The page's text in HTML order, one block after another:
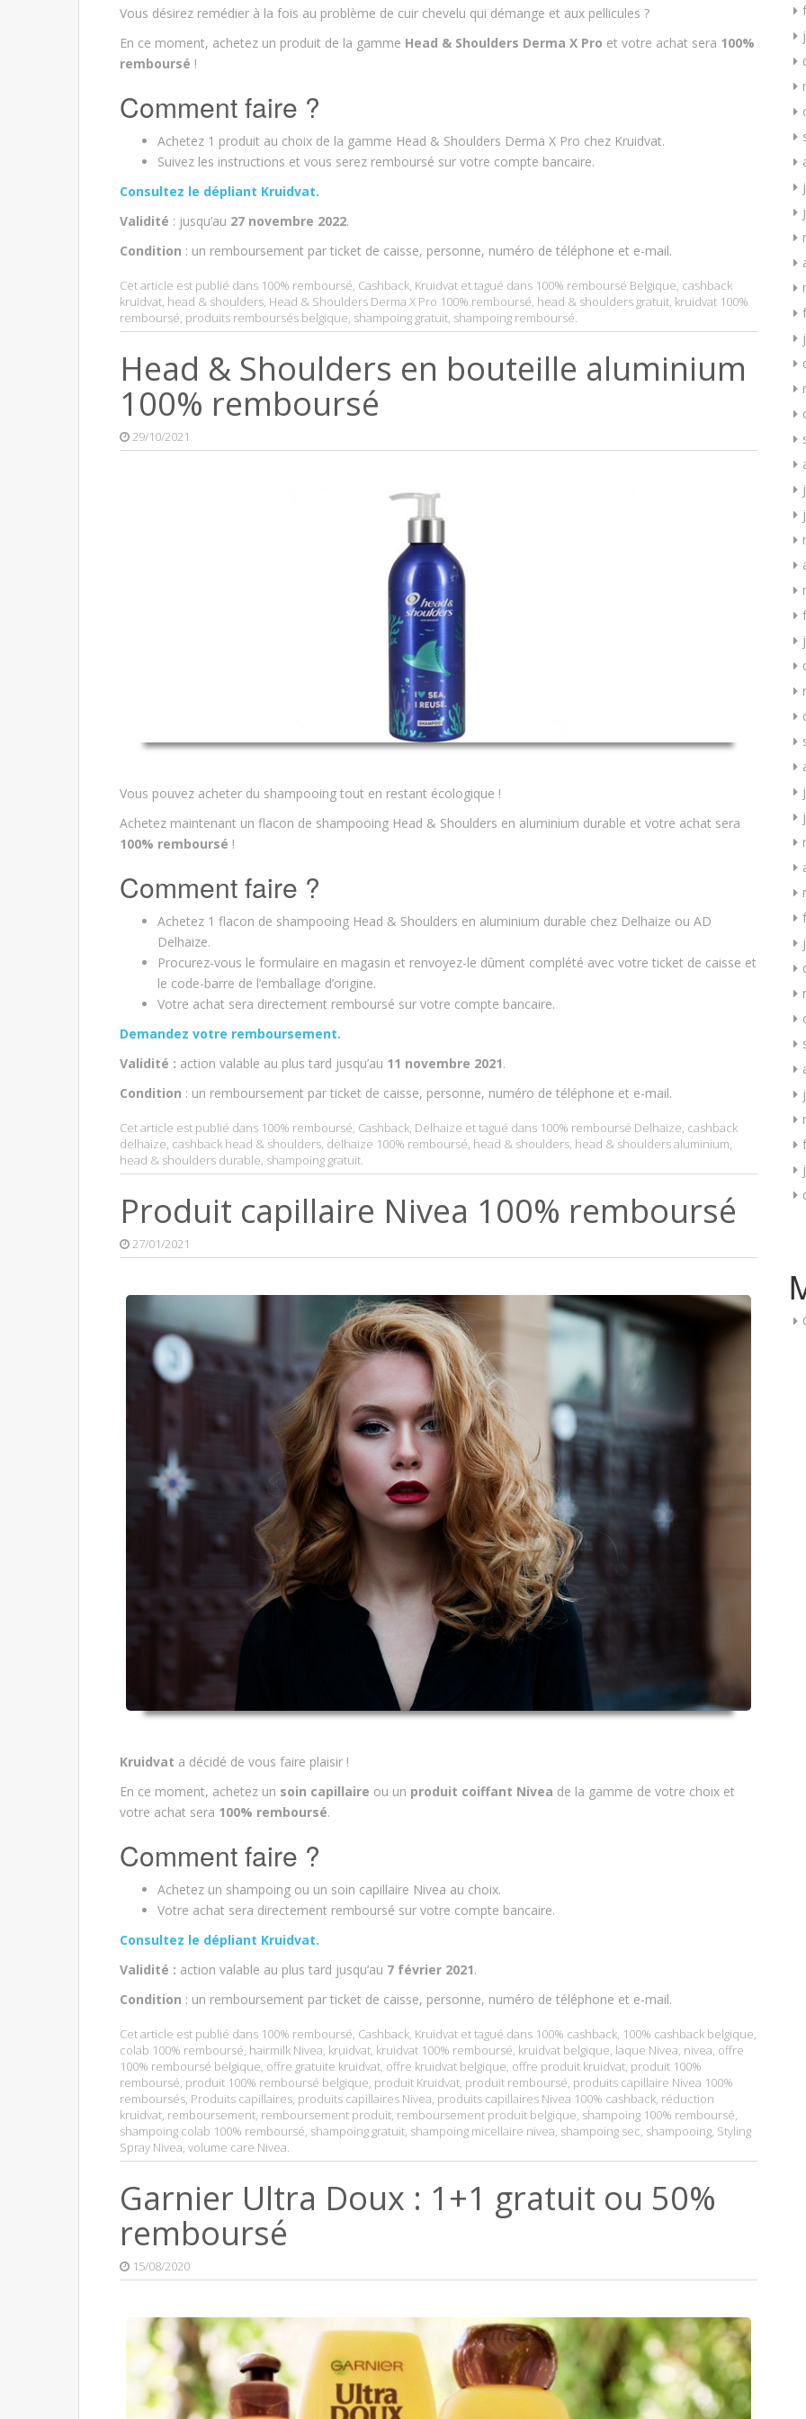
Vous désirez remédier à la fois au problème de cuir chevelu qui démange et aux pellicules ?
En ce moment, achetez un produit de la gamme Head & Shoulders Derma X Pro et votre achat sera 100%
remboursé !
Comment faire ?
Achetez 1 produit au choix de la gamme Head & Shoulders Derma X Pro chez Kruidvat.
Suivez les instructions et vous serez remboursé sur votre compte bancaire.
Consultez le dépliant Kruidvat.
Validité : jusqu’au 27 novembre 2022.
Condition : un remboursement par ticket de caisse, personne, numéro de téléphone et e-mail.
Cet article est publié dans 100% remboursé, Cashback, Kruidvat et tagué dans 100% remboursé Belgique, cashback
kruidvat, head & shoulders, Head & Shoulders Derma X Pro 100% remboursé, head & shoulders gratuit, kruidvat 100%
remboursé, produits remboursés belgique, shampoing gratuit, shampoing remboursé.
Head & Shoulders en bouteille aluminium
100% remboursé
29/10/2021
Vous pouvez acheter du shampooing tout en restant écologique !
Achetez maintenant un flacon de shampooing Head & Shoulders en aluminium durable et votre achat sera
100% remboursé !
Comment faire ?
Achetez 1 flacon de shampooing Head & Shoulders en aluminium durable chez Delhaize ou AD
Delhaize.
Procurez-vous le formulaire en magasin et renvoyez-le dûment complété avec votre ticket de caisse et
le code-barre de l’emballage d’origine.
Votre achat sera directement remboursé sur votre compte bancaire.
Demandez votre remboursement.
Validité : action valable au plus tard jusqu’au 11 novembre 2021.
Condition : un remboursement par ticket de caisse, personne, numéro de téléphone et e-mail.
Cet article est publié dans 100% remboursé, Cashback, Delhaize et tagué dans 100% remboursé Delhaize, cashback
delhaize, cashback head & shoulders, delhaize 100% remboursé, head & shoulders, head & shoulders aluminium,
head & shoulders durable, shampoing gratuit.
Produit capillaire Nivea 100% remboursé
27/01/2021
Kruidvat a décidé de vous faire plaisir !
En ce moment, achetez un soin capillaire ou un produit coiffant Nivea de la gamme de votre choix et
votre achat sera 100% remboursé.
Comment faire ?
Achetez un shampoing ou un soin capillaire Nivea au choix.
Votre achat sera directement remboursé sur votre compte bancaire.
Consultez le dépliant Kruidvat.
Validité : action valable au plus tard jusqu’au 7 février 2021.
Condition : un remboursement par ticket de caisse, personne, numéro de téléphone et e-mail.
Cet article est publié dans 100% remboursé, Cashback, Kruidvat et tagué dans 100% cashback, 100% cashback belgique,
colab 100% remboursé, hairmilk Nivea, kruidvat, kruidvat 100% remboursé, kruidvat belgique, laque Nivea, nivea, offre
100% remboursé belgique, offre gratuite kruidvat, offre kruidvat belgique, offre produit kruidvat, produit 100%
remboursé, produit 100% remboursé belgique, produit Kruidvat, produit remboursé, produits capillaire Nivea 100%
remboursés, Produits capillaires, produits capillaires Nivea, produits capillaires Nivea 100% cashback, réduction
kruidvat, remboursement, remboursement produit, remboursement produit belgique, shampoing 100% remboursé,
shampoing colab 100% remboursé, shampoing gratuit, shampoing micellaire nivea, shampoing sec, shampooing, Styling
Spray Nivea, volume care Nivea.
Garnier Ultra Doux : 1+1 gratuit ou 50%
remboursé
15/08/2020